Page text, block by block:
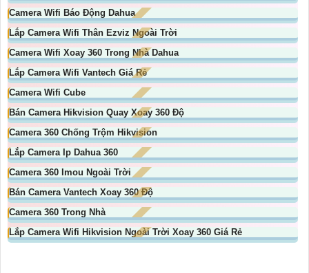
Camera Wifi Báo Động Dahua
Lắp Camera Wifi Thân Ezviz Ngoài Trời
Camera Wifi Xoay 360 Trong Nhà Dahua
Lắp Camera Wifi Vantech Giá Rẻ
Camera Wifi Cube
Bán Camera Hikvision Quay Xoay 360 Độ
Camera 360 Chống Trộm Hikvision
Lắp Camera Ip Dahua 360
Camera 360 Imou Ngoài Trời
Bán Camera Vantech Xoay 360 Độ
Camera 360 Trong Nhà
Lắp Camera Wifi Hikvision Ngoài Trời Xoay 360 Giá Rẻ